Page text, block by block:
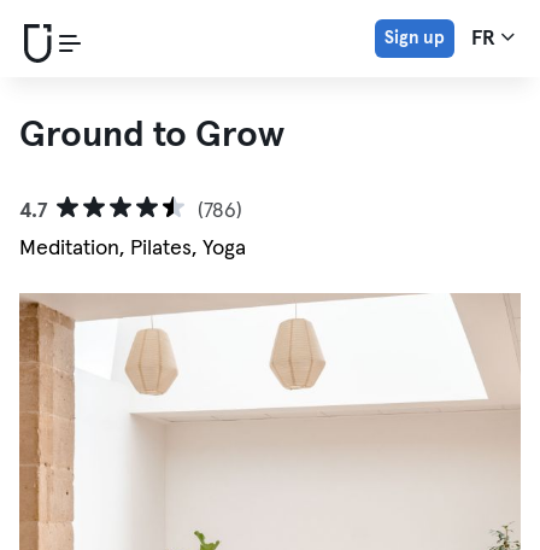
Sign up FR
Ground to Grow
4.7
(786)
Meditation, Pilates, Yoga